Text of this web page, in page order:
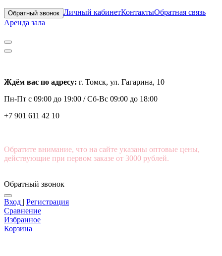
Обратный звонок Личный кабинетКонтактыОбратная связь
Аренда зала
Ждём вас по адресу: г. Томск, ул. Гагарина, 10
Пн-Пт с 09:00 до 19:00 /Сб-Вс 09:00 до 18:00
+7 901 611 42 10
Обратите внимание, что на сайте указаны оптовые цены,
действующие при первом заказе от 3000 рублей.
Обратный звонок
Вход | Регистрация
Сравнение
Избранное
Корзина